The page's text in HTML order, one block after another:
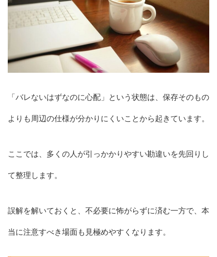
「バレないはずなのに心配」という状態は、保存そのもの
よりも周辺の仕様が分かりにくいことから起きています。
ここでは、多くの人が引っかかりやすい勘違いを先回りし
て整理します。
誤解を解いておくと、不必要に怖がらずに済む一方で、本
当に注意すべき場面も見極めやすくなります。